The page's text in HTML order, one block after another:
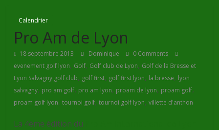
Calendrier
Pro Am de Lyon
18 septembre 2013 Dominique
0 Comments
evenement golf lyon, Golf, Golf club de Lyon, Golf de la Bresse et
Lyon Salvagny golf club, golf first, golf first lyon, la bresse, lyon
salvagny, pro am golf, pro am lyon, proam de lyon, proam golf,
proam golf lyon,tournoi golf,tournoi golf lyon,villette d'anthon
La 4ème édition du